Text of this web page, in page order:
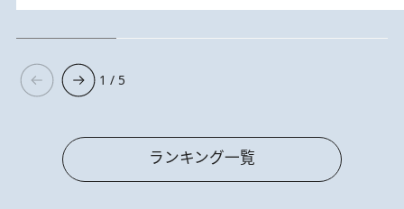
1 / 5
ランキング一覧